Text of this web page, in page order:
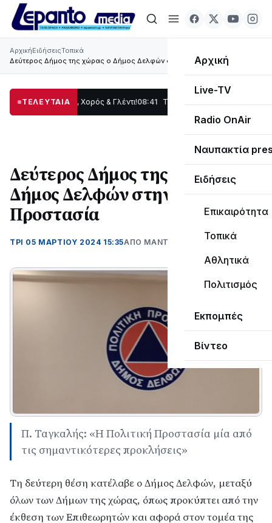
Αρχική
Live-TV
Radio OnAir
Ναυπακτία
Ειδήσεις
Επικαιρότητα
Τοπικά
Αθλητικά
Πολιτισμός
Εκπομπές
Βίντεο
ΑρχικήΕιδήσειςΤοπικά
Δεύτερος Δήμος της χώρας ο Δήμος Δελφών στην Πολιτική Προστασία
ΤΕΛΕΥΤΑΙΑ
Παράδοση, Χορός & Γλέντι!08:41 ΤΟ ΠΑΡΤΥ ΣΥΝΕΧΙΖΕΤΑΙ…
Δεύτερος Δήμος της χώρας ο
Δήμος Δελφών στην Πολιτική
Προστασία
ΤΡΊ 05 ΜΑΡΤΊΟΥ 2024 15:35ΑΠΌ ΜΑΝΤΩ ΚΑΠΕΝΤΖΩΝΗ
Π. Ταγκαλής: «Η Πολιτική Προστασία μία από
τις σημαντικότερες προκλήσεις»
Τη δεύτερη θέση κατέλαβε ο Δήμος Δελφών, μεταξύ
όλων των Δήμων της χώρας, όπως προκύπτει από την
έκθεση των Επιθεωρητών και αφορά στον τομέα της